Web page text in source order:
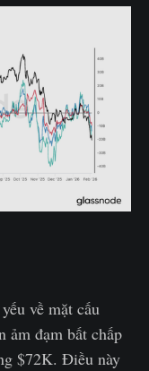
về mặt cấu
ảm đạm bất chấp
$72K. Điều này